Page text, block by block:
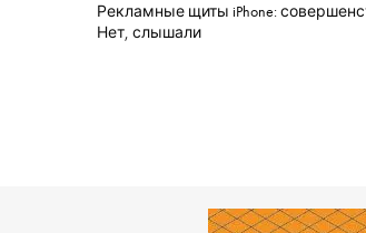
Рекламные щиты iPhone:
Нет, слышали